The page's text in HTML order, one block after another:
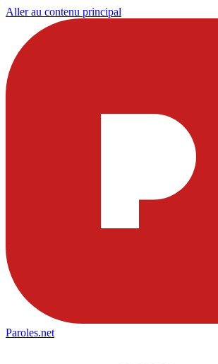
Aller au contenu principal
Paroles.net